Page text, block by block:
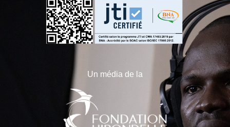
Un média de la